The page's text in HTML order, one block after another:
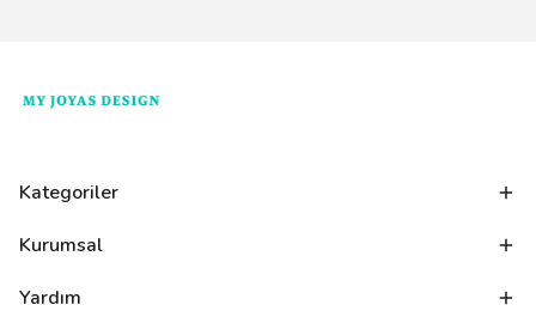
Kategoriler
Kurumsal
Yardım